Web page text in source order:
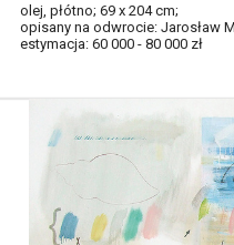
olej, płótno; 69 x 204 cm;
opisany na odwrocie: Jarosław
estymacja: 60 000 - 80 000 zł